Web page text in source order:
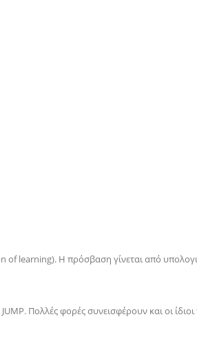
of learning). Η πρόσβαση γίνεται από
JUMP. Πολλές φορές συνεισφέρουν και οι